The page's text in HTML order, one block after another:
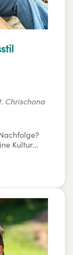
Chrischona
Kultur
und